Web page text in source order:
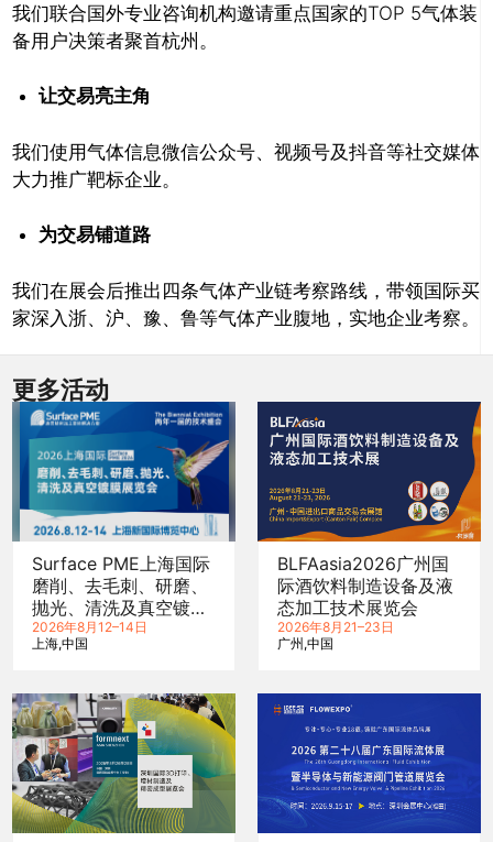
我们联合国外专业咨询机构邀请重点国家的TOP 5气体装
备用户决策者聚首杭州。
让交易亮主角
我们使用气体信息微信公众号、视频号及抖音等社交媒体
大力推广靶标企业。
为交易铺道路
我们在展会后推出四条气体产业链考察路线，带领国际买
家深入浙、沪、豫、鲁等气体产业腹地，实地企业考察。
更多活动
Surface PME上海国际
磨削、去毛刺、研磨、
抛光、清洗及真空镀膜
展览会
2026年8月12–14日
上海 中国
BLFAasia2026广州国
际酒饮料制造设备及液
态加工技术展览会
2026年8月21–23日
广州 中国